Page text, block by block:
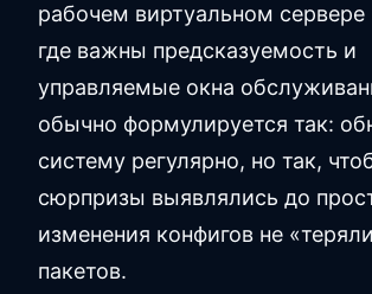
рабочем виртуальном сервере
где важны предсказуемость и
управляемые окна
обычно формулируется так:
систему регулярно, но так,
сюрпризы выявлялись до
изменения конфигов не
пакетов.